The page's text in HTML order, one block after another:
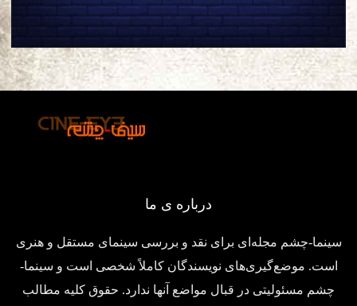
درباره ی ما
سینما-چشم مجله‌ای برای نقد و بررسی سینمای مستقل و هنری
است. موضع‌گیری‌های نویسندگان کاملاً شخصی است و سینما-
چشم مسئولیتی در قبال مواضع آنها ندارد. حقوق کلیه مطالب